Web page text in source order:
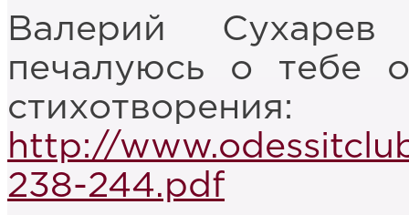
Валерий
печалуюсь о тебе
стихотворения:
http://
238-244.pdf